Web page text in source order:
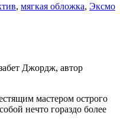
, мягкая обложка, Эксмо
Джордж, автор
мастером острого
нечто гораздо более